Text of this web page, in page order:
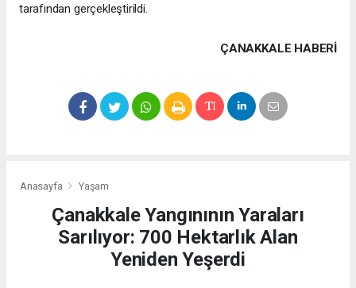
tarafından gerçekleştirildi.
ÇANAKKALE HABERİ
Anasayfa Yaşam
Çanakkale Yangınının Yaraları
Sarılıyor: 700 Hektarlık Alan
Yeniden Yeşerdi